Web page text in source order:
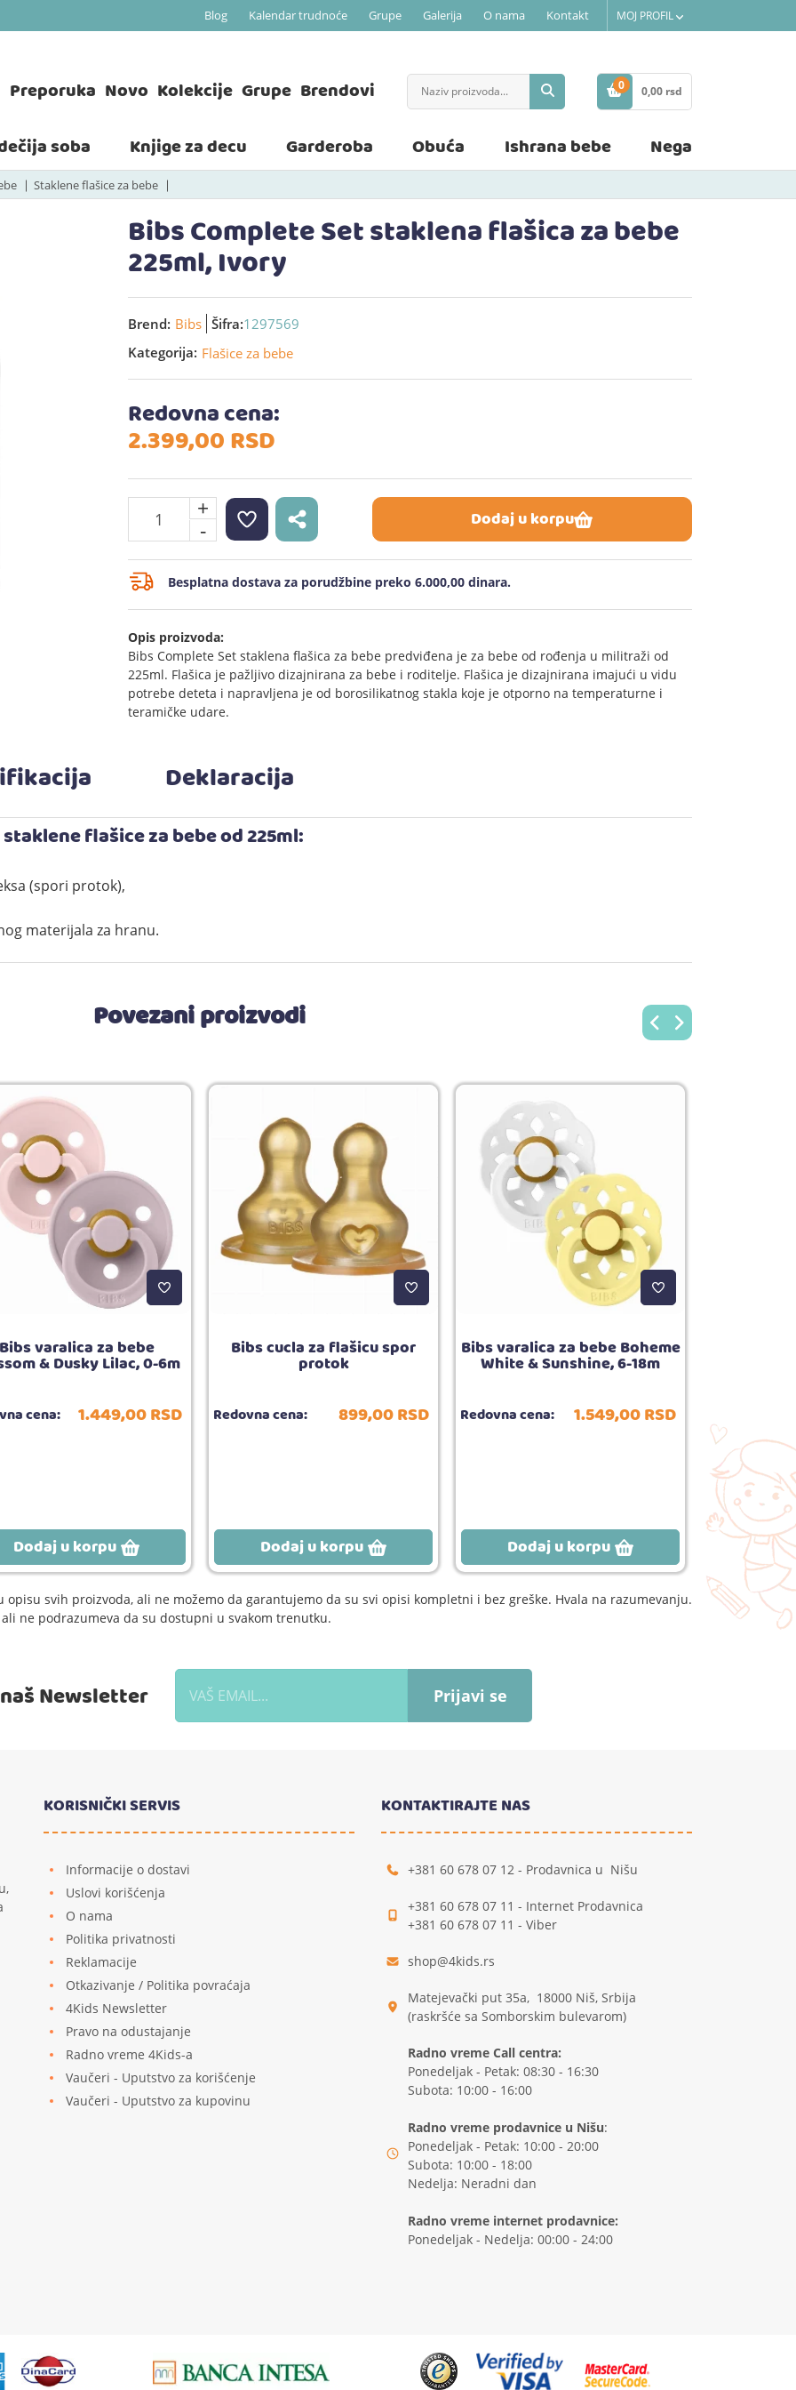
Blog Kalendar trudnoće Grupe Galerija O nama Kontakt MOJ PROFIL
Preporuka Novo Kolekcije Grupe Brendovi
0
STAVKE
0,00 rsd
soba Knjige za decu Garderoba Obuća Ishrana bebe Nega
Staklene flašice za bebe
Bibs Complete Set staklena flašica za bebe
225ml, Ivory
Brend: Bibs Šifra:1297569
Kategorija: Flašice za bebe
Redovna cena:
2.399,00RSD
+
- Dodaj u korpu
Besplatna dostava za porudžbine preko 6.000,00 dinara.
Opis proizvoda:
Bibs Complete Set staklena flašica za bebe predviđena je za bebe od rođenja u militraži od
225ml. Flašica je pažljivo dizajnirana za bebe i roditelje. Flašica je dizajnirana imajući u vidu
potrebe deteta i napravljena je od borosilikatnog stakla koje je otporno na temperaturne i
teramičke udare.
Deklaracija
flašice za bebe od 225ml:
(spori protok),
materijala za hranu.
Povezani proizvodi
Bibs varalica za bebe
& Dusky Lilac, 0-6m
cena: 1.449,00RSD
Dodaj u korpu
Bibs cucla za flašicu spor
protok
Redovna cena: 899,00RSD
Dodaj u korpu
Bibs varalica za bebe Boheme
White & Sunshine, 6-18m
Redovna cena: 1.549,00RSD
Dodaj u korpu
svih proizvoda, ali ne možemo da garantujemo da su svi opisi kompletni i bez greške. Hvala na razumevanju.
ne podrazumeva da su dostupni u svakom trenutku.
Newsletter Prijavi se
KORISNIČKI SERVIS
Informacije o dostavi
Uslovi korišćenja
O nama
Politika privatnosti
Reklamacije
Otkazivanje / Politika povraćaja
4Kids Newsletter
Pravo na odustajanje
Radno vreme 4Kids-a
Vaučeri - Uputstvo za korišćenje
Vaučeri - Uputstvo za kupovinu
KONTAKTIRAJTE NAS
+381 60 678 07 12 - Prodavnica u Nišu
+381 60 678 07 11 - Internet Prodavnica
+381 60 678 07 11 - Viber
shop@4kids.rs
Matejevački put 35a, 18000 Niš, Srbija
(raskršće sa Somborskim bulevarom)
Radno vreme Call centra:
Ponedeljak - Petak: 08:30 - 16:30
Subota: 10:00 - 16:00
Radno vreme prodavnice u Nišu:
Ponedeljak - Petak: 10:00 - 20:00
Subota: 10:00 - 18:00
Nedelja: Neradni dan
Radno vreme internet prodavnice:
Ponedeljak - Nedelja: 00:00 - 24:00